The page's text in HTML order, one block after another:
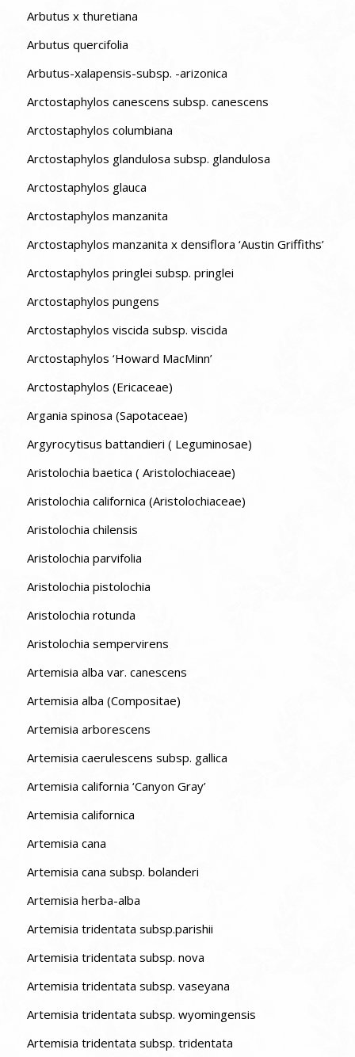
Arbutus x thuretiana
Arbutus quercifolia
Arbutus-xalapensis-subsp. -arizonica
Arctostaphylos canescens subsp. canescens
Arctostaphylos columbiana
Arctostaphylos glandulosa subsp. glandulosa
Arctostaphylos glauca
Arctostaphylos manzanita
Arctostaphylos manzanita x densiflora ‘Austin Griffiths’
Arctostaphylos pringlei subsp. pringlei
Arctostaphylos pungens
Arctostaphylos viscida subsp. viscida
Arctostaphylos ‘Howard MacMinn’
Arctostaphylos (Ericaceae)
Argania spinosa (Sapotaceae)
Argyrocytisus battandieri ( Leguminosae)
Aristolochia baetica ( Aristolochiaceae)
Aristolochia californica (Aristolochiaceae)
Aristolochia chilensis
Aristolochia parvifolia
Aristolochia pistolochia
Aristolochia rotunda
Aristolochia sempervirens
Artemisia alba var. canescens
Artemisia alba (Compositae)
Artemisia arborescens
Artemisia caerulescens subsp. gallica
Artemisia california ‘Canyon Gray’
Artemisia californica
Artemisia cana
Artemisia cana subsp. bolanderi
Artemisia herba-alba
Artemisia tridentata subsp.parishii
Artemisia tridentata subsp. nova
Artemisia tridentata subsp. vaseyana
Artemisia tridentata subsp. wyomingensis
Artemisia tridentata subsp. tridentata